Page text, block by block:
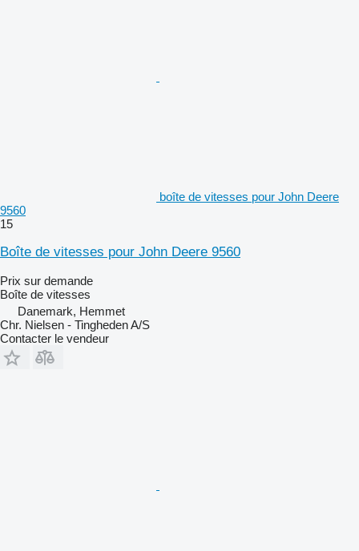
boîte de vitesses pour John Deere
9560
15
Boîte de vitesses pour John Deere 9560
Prix sur demande
Boîte de vitesses
Danemark, Hemmet
Chr. Nielsen - Tingheden A/S
Contacter le vendeur